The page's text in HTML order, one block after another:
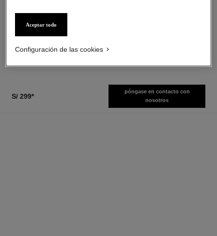
Hidratante Rellenador
Fortalecedor
s/ 419*
Ver información
S/ 299*
póngase en contacto con
nosotros
Aceptar todo
Configuración de las cookies